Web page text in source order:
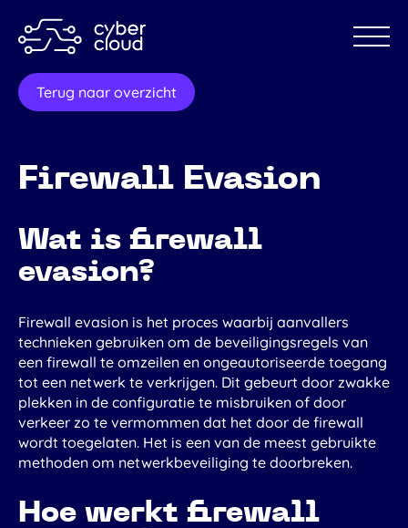
White box pentest
Grey box pentest
Security awareness
Over ons
Blog
Kennisbank
Vacatures
Contact
Inloggen
Nederlands
Terug naar overzicht
Firewall Evasion
Wat is firewall
evasion?
Firewall evasion is het proces waarbij aanvallers
technieken gebruiken om de beveiligingsregels van
een firewall te omzeilen en ongeautoriseerde toegang
tot een netwerk te verkrijgen. Dit gebeurt door zwakke
plekken in de configuratie te misbruiken of door
verkeer zo te vermommen dat het door de firewall
wordt toegelaten. Het is een van de meest gebruikte
methoden om netwerkbeveiliging te doorbreken.
Hoe werkt firewall